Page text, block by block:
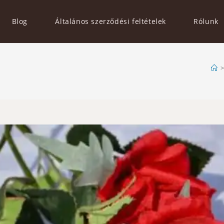
Blog Általános szerződési feltételek Rólunk
>